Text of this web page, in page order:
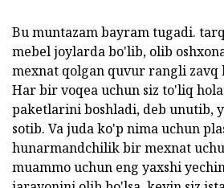
Bu muntazam bayram tugadi.
mebel joylarda bo'lib, olib
mexnat qolgan quvur rangli zavq
Har bir voqea uchun siz to'liq
paketlarini boshladi, deb unutib,
sotib. Va juda ko'p nima uchun
hunarmandchilik bir mexnat
muammo uchun eng yaxshi